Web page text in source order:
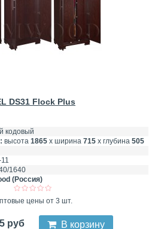
DS31 Flock Plus
кодовый
высота 1865 х ширина 715 х глубина 505
1640
(Россия)
цены от 3 шт.
руб В корзину